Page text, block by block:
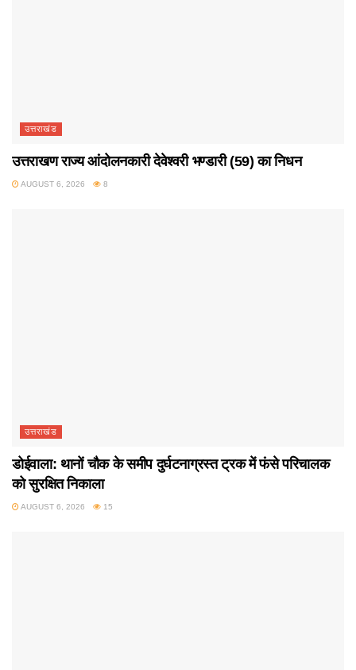
उत्तराखंड
उत्तराखण राज्य आंदोलनकारी देवेश्वरी भण्डारी (59) का निधन
AUGUST 6, 2026 8
उत्तराखंड
डोईवाला: थानों चौक के समीप दुर्घटनाग्रस्त ट्रक में फंसे परिचालक
को सुरक्षित निकाला
AUGUST 6, 2026 15